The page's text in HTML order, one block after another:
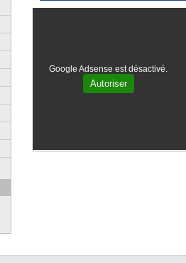
Google Adsense est désactivé.
Autoriser